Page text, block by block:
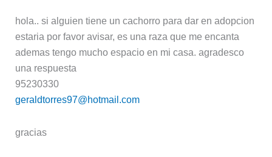
hola.. si alguien tiene un cachorro para dar en adopcion
estaria por favor avisar, es una raza que me encanta
ademas tengo mucho espacio en mi casa. agradesco
una respuesta
95230330
geraldtorres97@hotmail.com
gracias